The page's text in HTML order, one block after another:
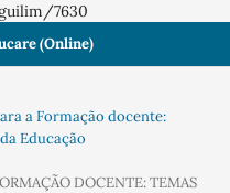
7630
(Online)
a Formação docente:
Educação
DOCENTE: TEMAS